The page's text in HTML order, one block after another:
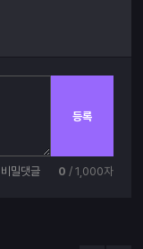
등록
비밀댓글 0 / 1,000자